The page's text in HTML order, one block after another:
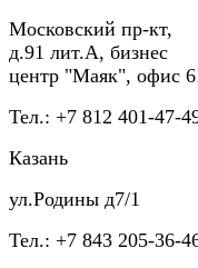
Московский пр-кт,
д.91 лит.А, бизнес
центр "Маяк", офис
Тел.: +7 812 401-47-
Казань
ул.Родины д7/1
Тел.: +7 843 205-36-